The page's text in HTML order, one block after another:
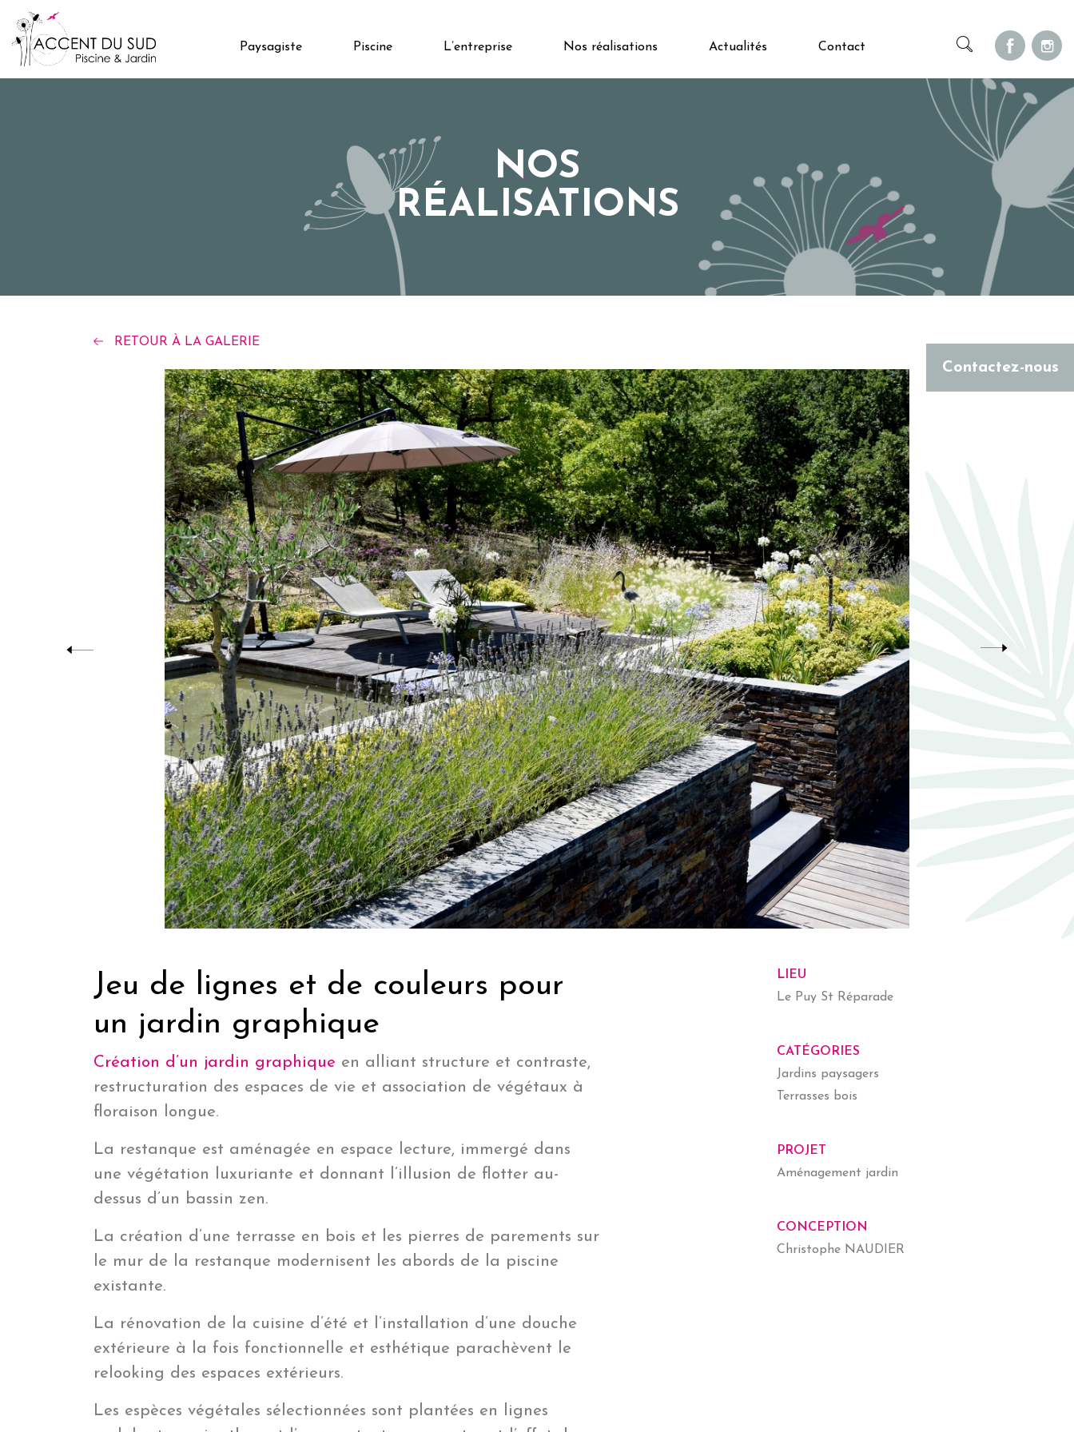
Paysagiste Piscine L’entreprise Nos réalisations Actualités Contact
Contactez-nous
NOS
RÉALISATIONS
RETOUR À LA GALERIE
Jeu de lignes et de couleurs pour
un jardin graphique
Création d’un jardin graphique en alliant structure et contraste,
restructuration des espaces de vie et association de végétaux à
floraison longue.
La restanque est aménagée en espace lecture, immergé dans
une végétation luxuriante et donnant l’illusion de flotter au-
dessus d’un bassin zen.
La création d’une terrasse en bois et les pierres de parements sur
le mur de la restanque modernisent les abords de la piscine
existante.
La rénovation de la cuisine d’été et l’installation d’une douche
extérieure à la fois fonctionnelle et esthétique parachèvent le
relooking des espaces extérieurs.
Les espèces végétales sélectionnées sont plantées en lignes
LIEU
Le Puy St Réparade
CATÉGORIES
Jardins paysagers
Terrasses bois
PROJET
Aménagement jardin
CONCEPTION
Christophe NAUDIER